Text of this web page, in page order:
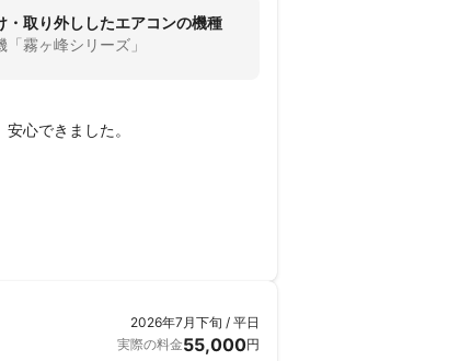
・取り外ししたエアコンの機種
「霧ヶ峰シリーズ」
心できました。
2026年7月下旬 / 平日
実際の料金55,000円